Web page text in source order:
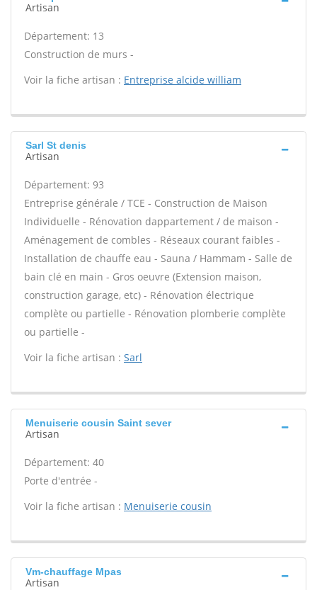
Artisan
Département: 13
Construction de murs -
Voir la fiche artisan : Entreprise alcide william
Sarl St denis
Artisan
Département: 93
Entreprise générale / TCE - Construction de Maison
Individuelle - Rénovation dappartement / de maison -
Aménagement de combles - Réseaux courant faibles -
Installation de chauffe eau - Sauna / Hammam - Salle de
bain clé en main - Gros oeuvre (Extension maison,
construction garage, etc) - Rénovation électrique
complète ou partielle - Rénovation plomberie complète
ou partielle -
Voir la fiche artisan : Sarl
Menuiserie cousin Saint sever
Artisan
Département: 40
Porte d'entrée -
Voir la fiche artisan : Menuiserie cousin
Vm-chauffage Mpas
Artisan